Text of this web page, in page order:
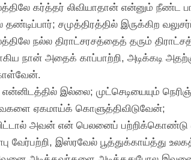
கர்த்தர் லிவியாதான் என்னும் நீண்ட
தண்டிப்பார்; சமுத்திரத்தில் இருக்கிற
நல்ல திராட்சரசத்தைத் தரும்
நான் அதைக் காப்பாற்றி, அடிக்கடி
என்னிடத்தில் இல்லை; முட்செடியையும்
ஏகமாய்க் கொளுத்திவிடுவேன்;
அவன் என் பெலனைப்
வேர்பற்றி, இஸ்ரவேல் பூத்துக்காய்த்து